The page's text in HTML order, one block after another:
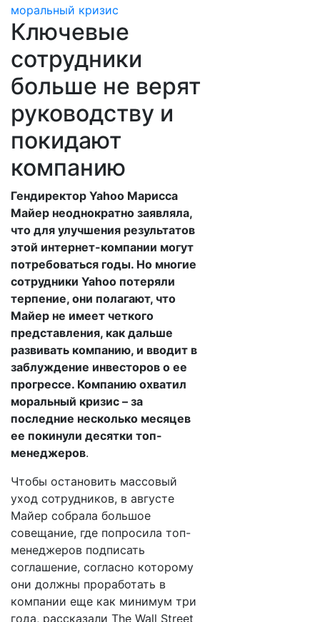
Ключевые
сотрудники
больше не верят
руководству и
покидают
компанию
Гендиректор Yahoo Марисса
Майер неоднократно заявляла,
что для улучшения результатов
этой интернет-компании могут
потребоваться годы. Но многие
сотрудники Yahoo потеряли
терпение, они полагают, что
Майер не имеет четкого
представления, как дальше
развивать компанию, и вводит в
заблуждение инвесторов о ее
прогрессе. Компанию охватил
моральный кризис – за
последние несколько месяцев
ее покинули десятки топ-
менеджеров.
Чтобы остановить массовый
уход сотрудников, в августе
Майер собрала большое
совещание, где попросила топ-
менеджеров подписать
соглашение, согласно которому
они должны проработать в
компании еще как минимум три
года, рассказали The Wall Street